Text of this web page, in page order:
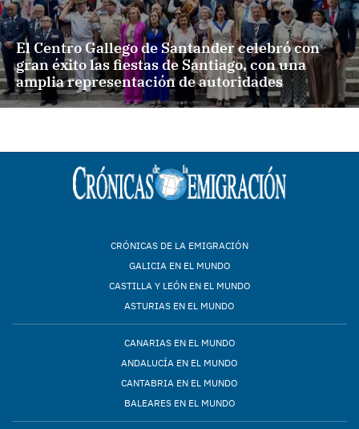
El Centro Gallego de Santander celebró con
gran éxito las fiestas de Santiago, con una
amplia representación de autoridades
CRÓNICAS DE LA EMIGRACIÓN
GALICIA EN EL MUNDO
CASTILLA Y LEÓN EN EL MUNDO
ASTURIAS EN EL MUNDO
CANARIAS EN EL MUNDO
ANDALUCÍA EN EL MUNDO
CANTABRIA EN EL MUNDO
BALEARES EN EL MUNDO